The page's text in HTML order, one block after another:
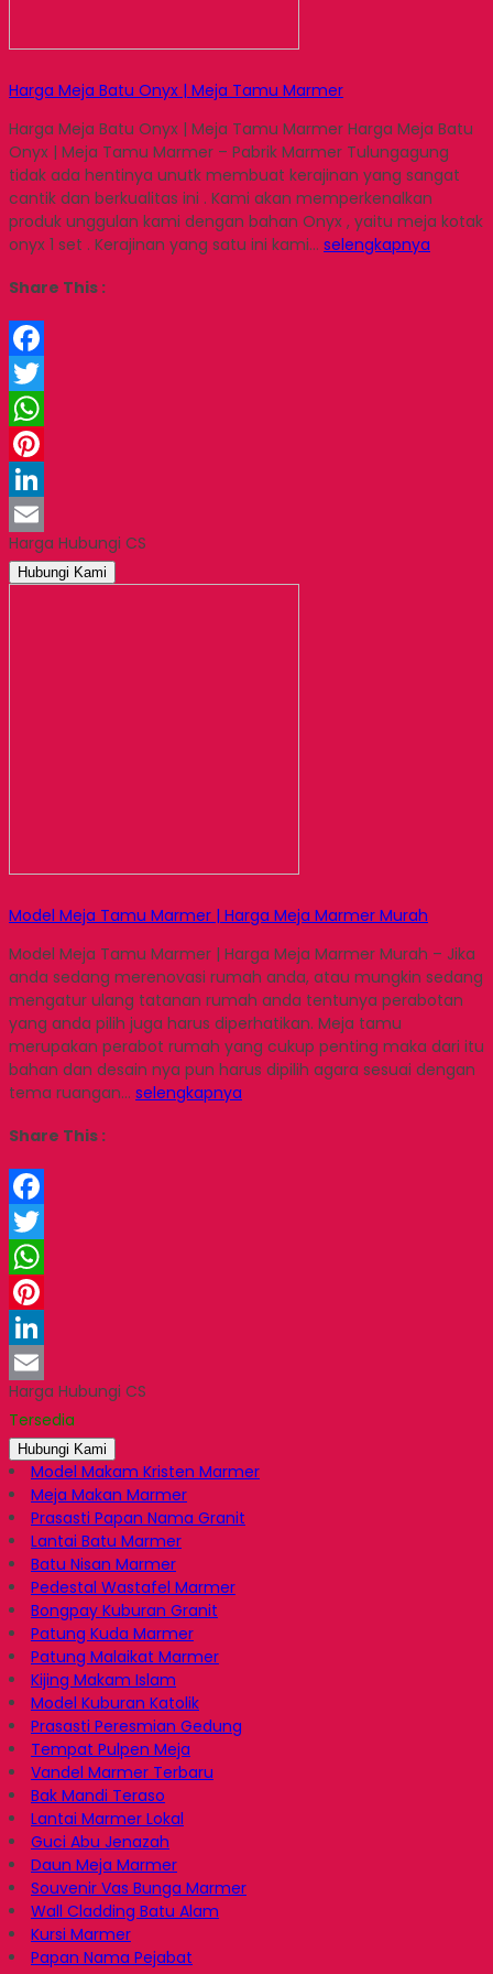
Harga Meja Batu Onyx | Meja Tamu Marmer
Harga Meja Batu Onyx | Meja Tamu Marmer Harga Meja Batu
Onyx | Meja Tamu Marmer – Pabrik Marmer Tulungagung
tidak ada hentinya unutk membuat kerajinan yang sangat
cantik dan berkualitas ini . Kami akan memperkenalkan
produk unggulan kami dengan bahan Onyx , yaitu meja kotak
onyx 1 set . Kerajinan yang satu ini kami… selengkapnya
Share This :
Facebook
Twitter
WhatsApp
Pinterest
LinkedIn
Email
Harga Hubungi CS
Hubungi Kami
Model Meja Tamu Marmer | Harga Meja Marmer Murah
Model Meja Tamu Marmer | Harga Meja Marmer Murah – Jika
anda sedang merenovasi rumah anda, atau mungkin sedang
mengatur ulang tatanan rumah anda tentunya perabotan
yang anda pilih juga harus diperhatikan. Meja tamu
merupakan perabot rumah yang cukup penting maka dari itu
bahan dan desain nya pun harus dipilih agara sesuai dengan
tema ruangan… selengkapnya
Share This :
Facebook
Twitter
WhatsApp
Pinterest
LinkedIn
Email
Harga Hubungi CS
Tersedia
Hubungi Kami
Model Makam Kristen Marmer
Meja Makan Marmer
Prasasti Papan Nama Granit
Lantai Batu Marmer
Batu Nisan Marmer
Pedestal Wastafel Marmer
Bongpay Kuburan Granit
Patung Kuda Marmer
Patung Malaikat Marmer
Kijing Makam Islam
Model Kuburan Katolik
Prasasti Peresmian Gedung
Tempat Pulpen Meja
Vandel Marmer Terbaru
Bak Mandi Teraso
Lantai Marmer Lokal
Guci Abu Jenazah
Daun Meja Marmer
Souvenir Vas Bunga Marmer
Wall Cladding Batu Alam
Kursi Marmer
Papan Nama Pejabat